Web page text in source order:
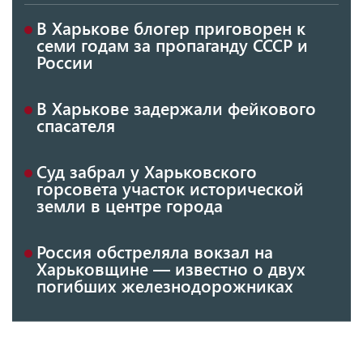
В Харькове блогер приговорен к
семи годам за пропаганду СССР и
России
В Харькове задержали фейкового
спасателя
Суд забрал у Харьковского
горсовета участок исторической
земли в центре города
Россия обстреляла вокзал на
Харьковщине — известно о двух
погибших железнодорожниках